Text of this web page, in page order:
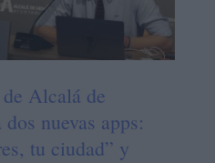
Alcalá de
nuevas apps:
tu ciudad” y